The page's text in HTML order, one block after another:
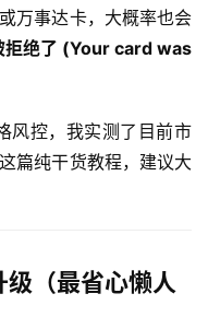
万事达卡，大概率也会
拒绝了 (Your card was
风控，我实测了目前市
篇纯干货教程，建议大
（最省心懒人